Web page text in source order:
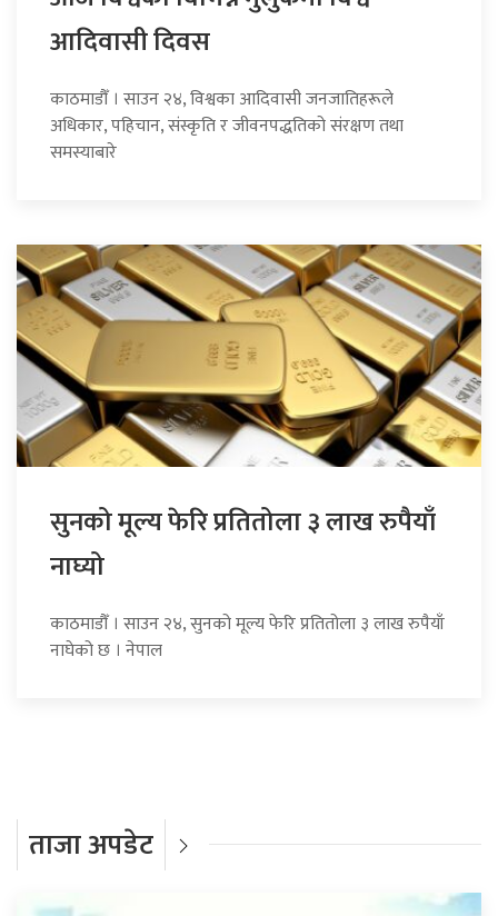
आदिवासी दिवस
काठमाडौँ । साउन २४, विश्वका आदिवासी जनजातिहरूले
अधिकार, पहिचान, संस्कृति र जीवनपद्धतिको संरक्षण तथा
समस्याबारे
सुनको मूल्य फेरि प्रतितोला ३ लाख रुपैयाँ
नाघ्यो
काठमाडौँ । साउन २४, सुनको मूल्य फेरि प्रतितोला ३ लाख रुपैयाँ
नाघेको छ । नेपाल
ताजा अपडेट